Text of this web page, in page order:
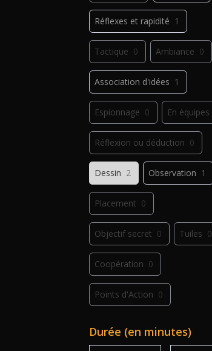
Réflexes et rapidité 1
Tactique 0 Ambiance 0
Association d'idées 1
Espionnage 0 En équipes
Réflexion ou déduction 0
Dessin 2 Observation 1
Placement 0
Objectif secret 0 Tuiles 0
Coopération 0
Points d'Action 0
Déplacement 0
Durée (en minutes)